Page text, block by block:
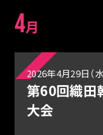
4月
2026年4月29日（水
第60回織田
大会